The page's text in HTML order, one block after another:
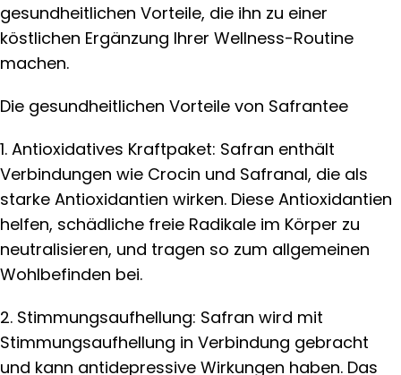
gesundheitlichen Vorteile, die ihn zu einer
köstlichen Ergänzung Ihrer Wellness-Routine
machen.
Die gesundheitlichen Vorteile von Safrantee
1. Antioxidatives Kraftpaket: Safran enthält
Verbindungen wie Crocin und Safranal, die als
starke Antioxidantien wirken. Diese Antioxidantien
helfen, schädliche freie Radikale im Körper zu
neutralisieren, und tragen so zum allgemeinen
Wohlbefinden bei.
2. Stimmungsaufhellung: Safran wird mit
Stimmungsaufhellung in Verbindung gebracht
und kann antidepressive Wirkungen haben. Das